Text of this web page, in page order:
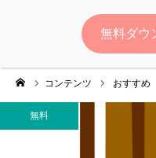
コンテンツ おすすめ
無料
ログイン
ゆいマーケとは？
無料ダウ